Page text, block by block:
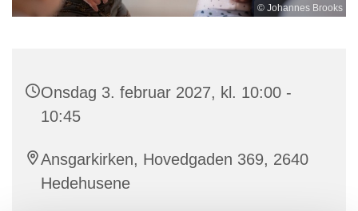
© Johannes Brooks
Onsdag 3. februar 2027, kl. 10:00 -
10:45
Ansgarkirken, Hovedgaden 369, 2640
Hedehusene